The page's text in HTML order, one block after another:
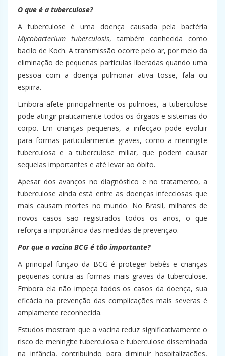
O que é a tuberculose?
A tuberculose é uma doença causada pela bactéria
Mycobacterium tuberculosis, também conhecida como
bacilo de Koch. A transmissão ocorre pelo ar, por meio da
eliminação de pequenas partículas liberadas quando uma
pessoa com a doença pulmonar ativa tosse, fala ou
espirra.
Embora afete principalmente os pulmões, a tuberculose
pode atingir praticamente todos os órgãos e sistemas do
corpo. Em crianças pequenas, a infecção pode evoluir
para formas particularmente graves, como a meningite
tuberculosa e a tuberculose miliar, que podem causar
sequelas importantes e até levar ao óbito.
Apesar dos avanços no diagnóstico e no tratamento, a
tuberculose ainda está entre as doenças infecciosas que
mais causam mortes no mundo. No Brasil, milhares de
novos casos são registrados todos os anos, o que
reforça a importância das medidas de prevenção.
Por que a vacina BCG é tão importante?
A principal função da BCG é proteger bebês e crianças
pequenas contra as formas mais graves da tuberculose.
Embora ela não impeça todos os casos da doença, sua
eficácia na prevenção das complicações mais severas é
amplamente reconhecida.
Estudos mostram que a vacina reduz significativamente o
risco de meningite tuberculosa e tuberculose disseminada
na infância, contribuindo para diminuir hospitalizações,